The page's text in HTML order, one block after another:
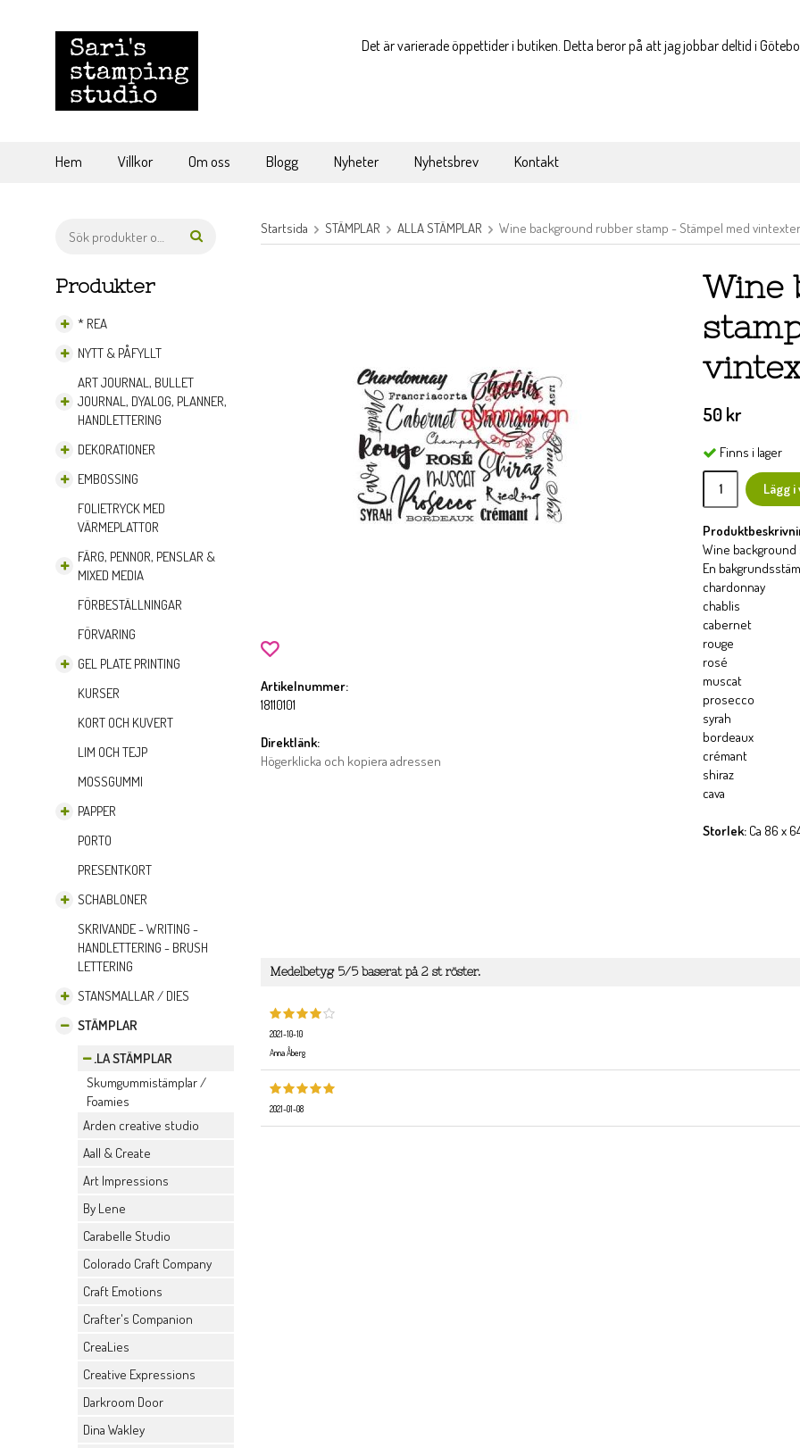
Det är varierade öppettider i butiken. Detta beror på att jag jobbar deltid i
Hem Villkor Om oss Blogg Nyheter Nyhetsbrev Kontakt
Produkter
* REA
NYTT & PÅFYLLT
ART JOURNAL, BULLET
JOURNAL, DYALOG, PLANNER,
HANDLETTERING
DEKORATIONER
EMBOSSING
FOLIETRYCK MED
VÄRMEPLATTOR
FÄRG, PENNOR, PENSLAR &
MIXED MEDIA
FÖRBESTÄLLNINGAR
FÖRVARING
GEL PLATE PRINTING
KURSER
KORT OCH KUVERT
LIM OCH TEJP
MOSSGUMMI
PAPPER
PORTO
PRESENTKORT
SCHABLONER
SKRIVANDE - WRITING -
HANDLETTERING - BRUSH
LETTERING
STANSMALLAR / DIES
STÄMPLAR
ALLA STÄMPLAR
Skumgummistämplar /
Foamies
Arden creative studio
Aall & Create
Art Impressions
By Lene
Carabelle Studio
Colorado Craft Company
Craft Emotions
Crafter's Companion
CreaLies
Creative Expressions
Darkroom Door
Dina Wakley
Startsida STÄMPLAR ALLA STÄMPLAR Wine background rubber stamp - Stämpel med
Wine
50 kr
Finns i lager
Lägg
Wine
En
chardonnay
chablis
cabernet
rouge
rosé
muscat
prosecco
syrah
bordeaux
crémant
shiraz
cava
Storlek: Ca 86 x
Artikelnummer:
18110101
Direktlänk:
Högerklicka och kopiera adressen
Medelbetyg 5/5 baserat på 2 st röster.
2021-10-10
Anna Åberg
2021-01-08